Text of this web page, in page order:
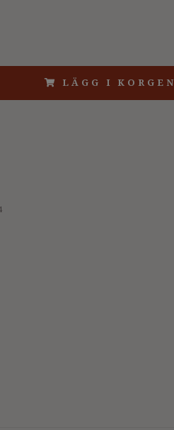
LÄGG I KORGEN